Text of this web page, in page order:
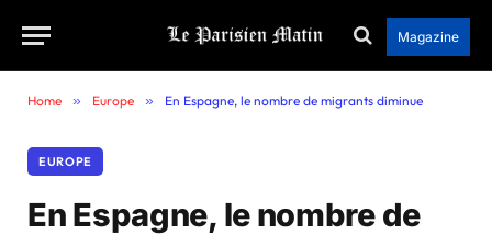
Magazine
Home » Europe » En Espagne, le nombre de migrants diminue
EUROPE
En Espagne, le nombre de